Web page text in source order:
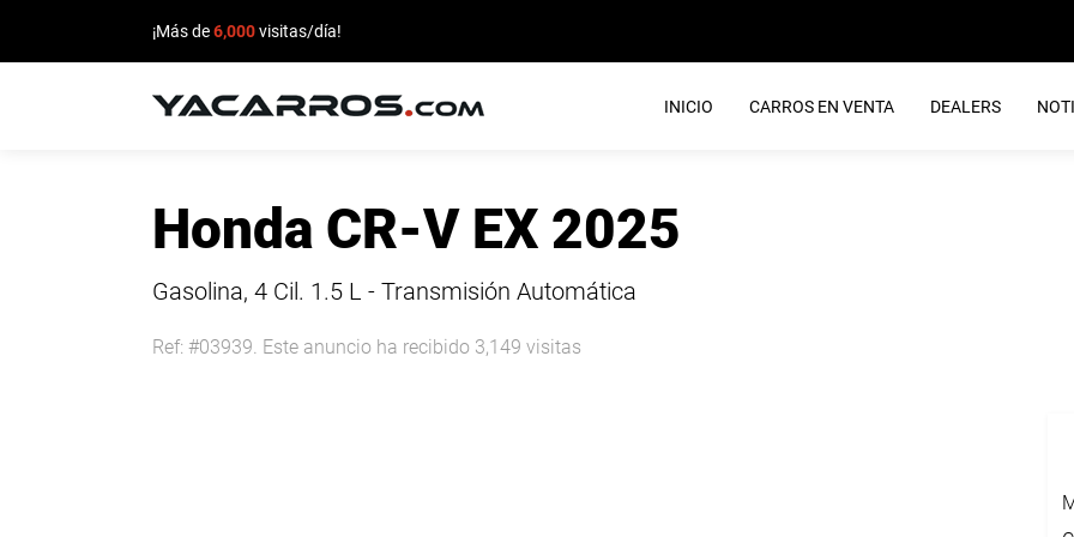
¡Más de6,000visitas/día!
INICIO CARROS EN VENTA DEALERS
Honda CR-V EX 2025
Gasolina, 4 Cil. 1.5 L - Transmisión Automática
Ref: #03939. Este anuncio ha recibido 3,149 visitas